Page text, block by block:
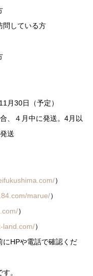
問している方
月30日（予定）
、４月中に発送。4月以
送
）
marue/）
）
land.com/）
HPや電話で確認くだ
。